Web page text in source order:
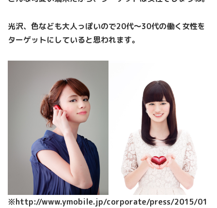
光沢、色なども大人っぽいので20代～30代の働く女性を
ターゲットにしていると思われます。
※http://www.ymobile.jp/corporate/press/2015/01